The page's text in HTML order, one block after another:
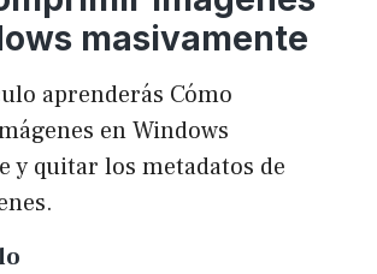
masivamente
aprenderás Cómo
en Windows
y quitar los metadatos de